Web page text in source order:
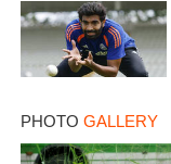
PHOTO GALLERY